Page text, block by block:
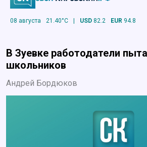
08 августа 21.40°C | USD 82.2 EUR 94.8
В Зуевке работодатели
школьников
Андрей Бордюков